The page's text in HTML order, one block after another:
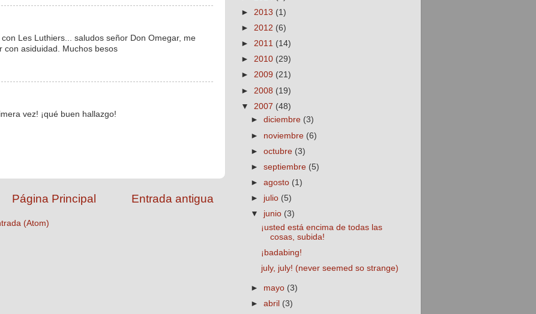
Les Luthiers... saludos señor Don Omegar, me
con asiduidad. Muchos besos
vez! ¡qué buen hallazgo!
Entrada antigua
Página Principal
(Atom)
► 2013 (1)
► 2012 (6)
► 2011 (14)
► 2010 (29)
► 2009 (21)
► 2008 (19)
▼ 2007 (48)
►diciembre (3)
► noviembre (6)
►octubre (3)
►septiembre (5)
►agosto (1)
► julio (5)
▼ junio (3)
¡usted está encima de todas las
cosas, subida!
¡badabing!
july, july! (never seemed so strange)
► mayo (3)
►abril (3)